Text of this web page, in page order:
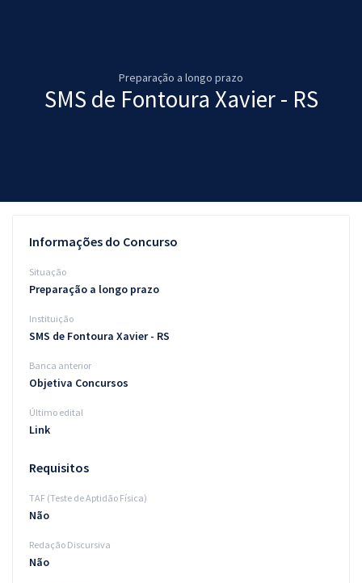
Questões grátis
Blog
Aprovados
Atendimento
Preparação a longo prazo
SMS de Fontoura Xavier - RS
Informações do Concurso
Situação
Preparação a longo prazo
Instituição
SMS de Fontoura Xavier - RS
Banca anterior
Objetiva Concursos
Último edital
Link
Requisitos
TAF (Teste de Aptidão Física)
Não
Redação Discursiva
Não